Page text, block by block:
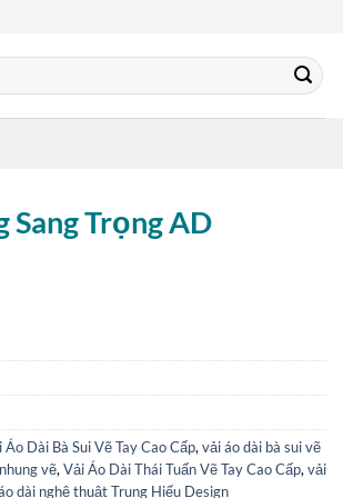
Sang Trọng AD
Dài Bà Sui Vẽ Tay Cao Cấp, vải áo dài bà sui vẽ
vẽ, Vải Áo Dài Thái Tuấn Vẽ Tay Cao Cấp, vải
dài nghệ thuật Trung Hiếu Design